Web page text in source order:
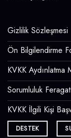
Gizlilik Sözleşmesi
Ön Bilgilendirme
KVKK Aydınlatma
Sorumluluk
KVKK İlgili Kişi
DESTEK